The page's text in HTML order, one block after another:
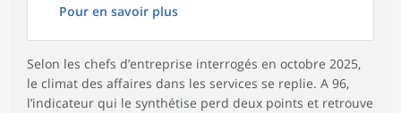
Pour en savoir plus
Selon les chefs d’entreprise interrogés en octobre 2025,
le climat des affaires dans les services se replie. A 96,
l’indicateur qui le synthétise perd deux points et retrouve